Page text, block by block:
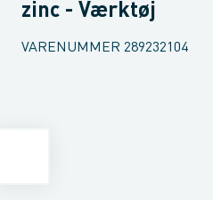
zinc - Værktøj
VARENUMMER 289232104